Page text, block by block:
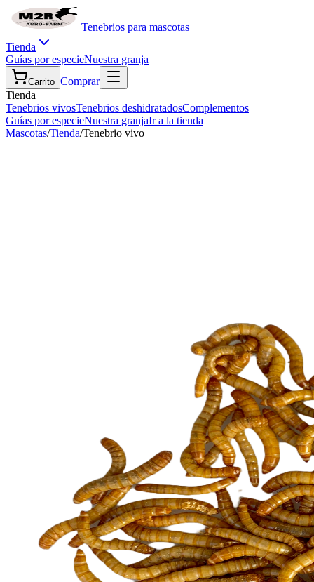
Tenebrios para mascotas
Tienda
Guías por especieNuestra granja
Carrito Comprar
Tienda
Tenebrios vivosTenebrios deshidratadosComplementos
Guías por especieNuestra granjaIr a la tienda
Mascotas/Tienda/Tenebrio vivo